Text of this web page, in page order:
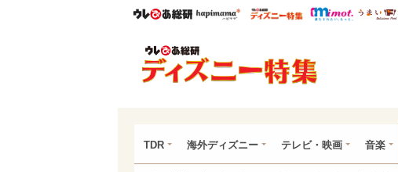
ウレぴあ総研ハピママ* ウレぴあ総研 デ
mimot.
TDR 海外ディズニー テレビ・映画 音楽